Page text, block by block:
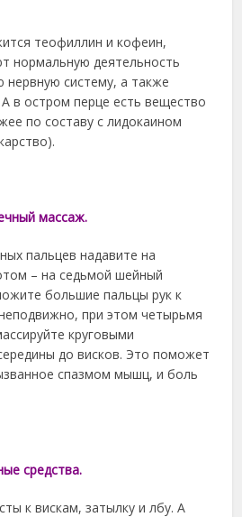
теофиллин и кофеин,
нормальную деятельность
нервную систему, а также
в остром перце есть вещество
по составу с лидокаином
массаж.
пальцев надавите на
– на седьмой шейный
большие пальцы рук к
при этом четырьмя
круговыми
до висков. Это поможет
спазмом мышц, и боль
средства.
к вискам, затылку и лбу. А